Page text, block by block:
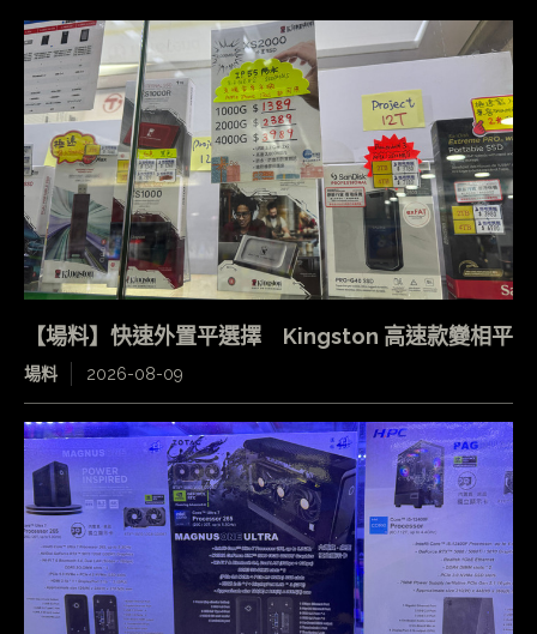
【場料】快速外置平選擇 Kingston 高速款變相平
場料 2026-08-09